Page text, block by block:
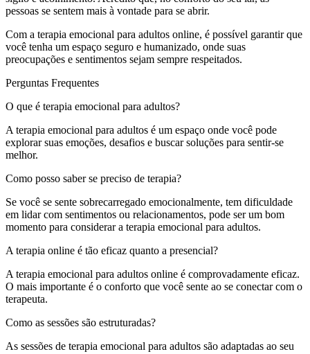
pessoas se sentem mais à vontade para se abrir.
Com a terapia emocional para adultos online, é possível garantir que
você tenha um espaço seguro e humanizado, onde suas
preocupações e sentimentos sejam sempre respeitados.
Perguntas Frequentes
O que é terapia emocional para adultos?
A terapia emocional para adultos é um espaço onde você pode
explorar suas emoções, desafios e buscar soluções para sentir-se
melhor.
Como posso saber se preciso de terapia?
Se você se sente sobrecarregado emocionalmente, tem dificuldade
em lidar com sentimentos ou relacionamentos, pode ser um bom
momento para considerar a terapia emocional para adultos.
A terapia online é tão eficaz quanto a presencial?
A terapia emocional para adultos online é comprovadamente eficaz.
O mais importante é o conforto que você sente ao se conectar com o
terapeuta.
Como as sessões são estruturadas?
As sessões de terapia emocional para adultos são adaptadas ao seu